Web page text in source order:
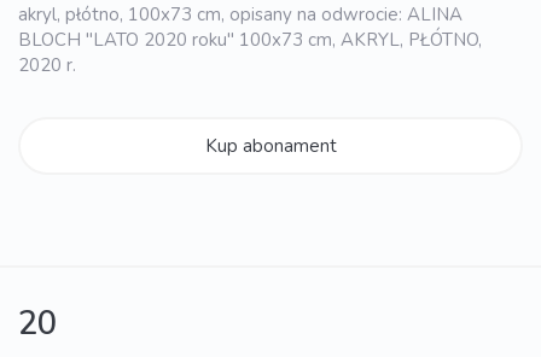
akryl, płótno, 100x73 cm, opisany na odwrocie: ALINA
BLOCH "LATO 2020 roku" 100x73 cm, AKRYL, PŁÓTNO,
2020 r.
Kup abonament
20